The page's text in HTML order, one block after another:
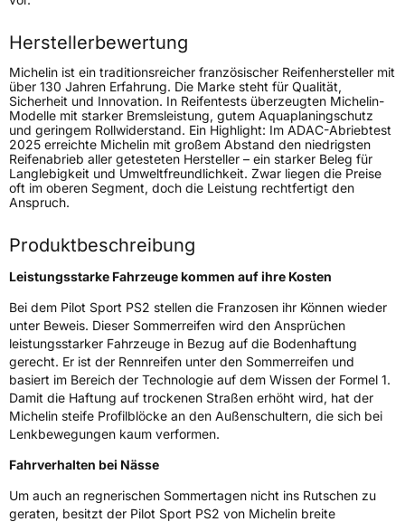
Höchstlast650 kg
Gewicht (in kg)
13,87 kg
Generelle Merkmale
FahrzeugtypPKW
VerwendungSommerreifen
Modellname Pilot Sport PS2
Weitere Eigenschaften
SchlauchtypTL
ZustandNeureifen
Empfohlen für PorscheN3
EU Label
EffizienzD
NasshaftungB
Herstellerbewertung
Michelin ist ein traditionsreicher französischer Reifenhersteller mit
über 130 Jahren Erfahrung. Die Marke steht für Qualität,
Sicherheit und Innovation. In Reifentests überzeugten Michelin-
Modelle mit starker Bremsleistung, gutem Aquaplaningschutz
und geringem Rollwiderstand. Ein Highlight: Im ADAC-Abriebtest
2025 erreichte Michelin mit großem Abstand den niedrigsten
Reifenabrieb aller getesteten Hersteller – ein starker Beleg für
Langlebigkeit und Umweltfreundlichkeit. Zwar liegen die Preise
oft im oberen Segment, doch die Leistung rechtfertigt den
Anspruch.
Produktbeschreibung
Leistungsstarke Fahrzeuge kommen auf ihre Kosten
Bei dem Pilot Sport PS2 stellen die Franzosen ihr Können wieder
unter Beweis. Dieser Sommerreifen wird den Ansprüchen
leistungsstarker Fahrzeuge in Bezug auf die Bodenhaftung
gerecht. Er ist der Rennreifen unter den Sommerreifen und
basiert im Bereich der Technologie auf dem Wissen der Formel 1.
Damit die Haftung auf trockenen Straßen erhöht wird, hat der
Michelin steife Profilblöcke an den Außenschultern, die sich bei
Lenkbewegungen kaum verformen.
Fahrverhalten bei Nässe
Um auch an regnerischen Sommertagen nicht ins Rutschen zu
geraten, besitzt der Pilot Sport PS2 von Michelin breite